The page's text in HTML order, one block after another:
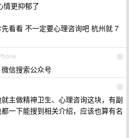
情更抑郁了
看看 不一定要心理咨询吧 杭州就 7
5
信搜索公众号
6
主做精神卫生、心理咨询这块，有副
一下能搜到相关介绍，应该也算有名